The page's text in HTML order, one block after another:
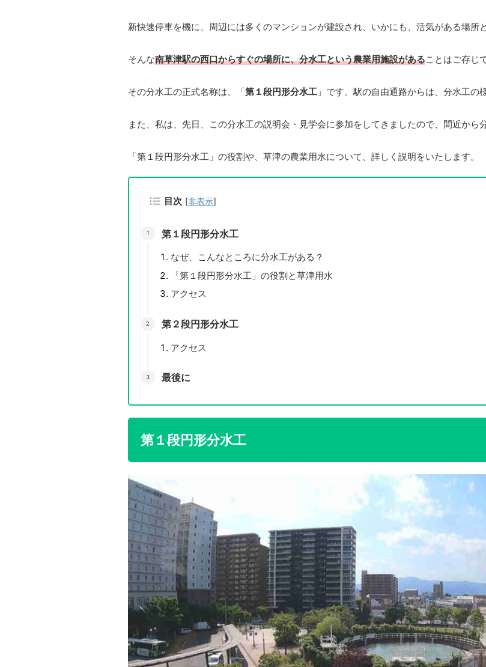
新快速停車を機に、周辺には多くのマンションが建設され、いかにも、活気がある場所
そんな南草津駅の西口からすぐの場所に、分水工という農業用施設があることはご存じ
その分水工の正式名称は、「第１段円形分水工 」です。駅の自由通路からは、分水工の
また、私は、先日、この分水工の説明会・見学会に参加をしてきましたので、間近から
「第１段円形分水工」の役割や、草津の農業用水について、詳しく説明をいたします。
目次 [非表示]
第１段円形分水工
なぜ、こんなところに分水工がある？
「第１段円形分水工」の役割と草津用水
アクセス
第２段円形分水工
アクセス
最後に
第１段円形分水工